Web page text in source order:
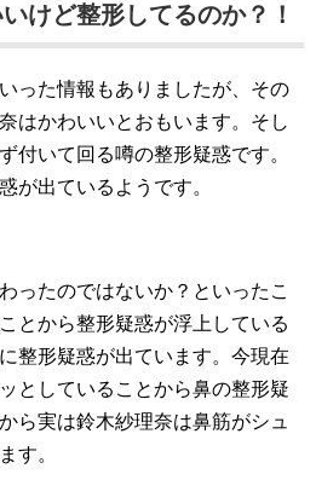
けど整形してるのか？！
った情報もありましたが、その
はかわいいとおもいます。そし
付いて回る噂の整形疑惑です。
が出ているようです。
ったのではないか？といったこ
とから整形疑惑が浮上している
整形疑惑が出ています。今現在
としていることから鼻の整形疑
ら実は鈴木紗理奈は鼻筋がシュ
す。